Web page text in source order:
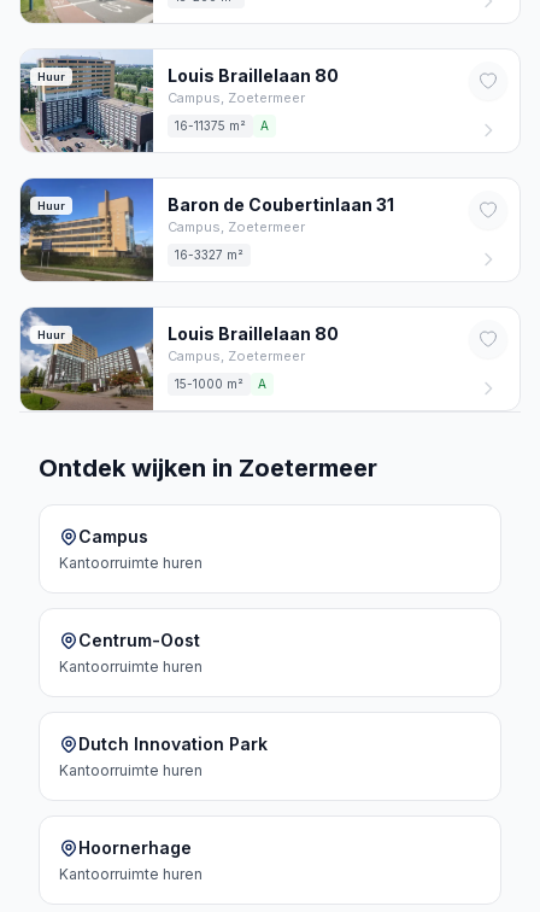
Huur Louis Braillelaan 80
Campus, Zoetermeer
16-11375 m² A
Huur Baron de Coubertinlaan 31
Campus, Zoetermeer
16-3327 m²
Huur Louis Braillelaan 80
Campus, Zoetermeer
15-1000 m² A
Ontdek wijken in Zoetermeer
Campus
Kantoorruimte huren
Centrum-Oost
Kantoorruimte huren
Dutch Innovation Park
Kantoorruimte huren
Hoornerhage
Kantoorruimte huren